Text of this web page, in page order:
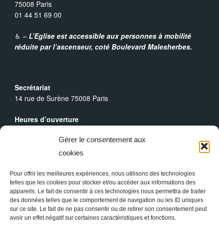
Gérer le consentement aux
cookies
Pour offrir les meilleures expériences, nous utilisons des technologies
telles que les cookies pour stocker et/ou accéder aux informations des
appareils. Le fait de consentir à ces technologies nous permettra de traiter
des données telles que le comportement de navigation ou les ID uniques
sur ce site. Le fait de ne pas consentir ou de retirer son consentement peut
avoir un effet négatif sur certaines caractéristiques et fonctions.
75008 Paris
01 44 51 69 00
♿︎ – L’Eglise est accessible aux personnes à mobilité
réduite par l’ascenseur, coté Boulevard Malesherbes.
Secrétariat
14 rue de Surène 75008 Paris
Heures d’ouverture
Messes Dominicales
Dimanche, messe à10h30et18h